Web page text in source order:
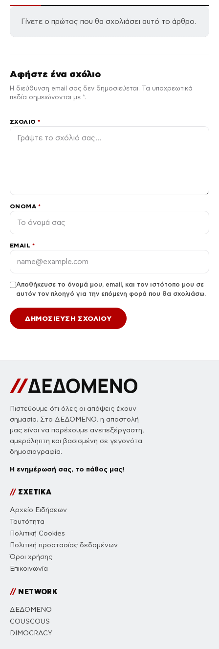
Γίνετε ο πρώτος που θα σχολιάσει αυτό το άρθρο.
Αφήστε ένα σχόλιο
Η διεύθυνση email σας δεν δημοσιεύεται. Τα υποχρεωτικά
πεδία σημειώνονται με *.
ΣΧΌΛΙΟ*
ΌΝΟΜΑ *
EMAIL *
Αποθήκευσε το όνομά μου, email, και τον ιστότοπο μου σε
αυτόν τον πλοηγό για την επόμενη φορά που θα σχολιάσω.
Πιστεύουμε ότι όλες οι απόψεις έχουν
σημασία. Στο ΔΕΔΟΜΕΝΟ, η αποστολή
μας είναι να παρέχουμε ανεπεξέργαστη,
αμερόληπτη και βασισμένη σε γεγονότα
δημοσιογραφία.
Η ενημέρωσή σας, το πάθος μας!
//ΣΧΕΤΙΚΑ
Αρχείο Ειδήσεων
Ταυτότητα
Πολιτική Cookies
Πολιτική προστασίας δεδομένων
Όροι χρήσης
Επικοινωνία
//NETWORK
ΔΕΔΟΜΕΝΟ
COUSCOUS
DIMOCRACY